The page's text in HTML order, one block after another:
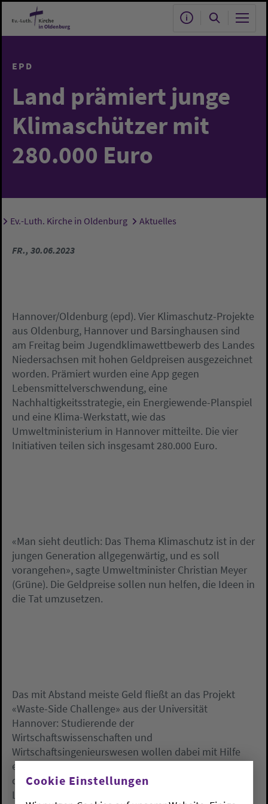
Zum Hauptinhalt springen
EPD
Land prämiert junge
Klimaschützer mit
280.000 Euro
Sie sind hier:
Ev.-Luth. Kirche in Oldenburg Aktuelles
FR., 30.06.2023
Hannover/Oldenburg (epd). Vier Klimaschutz-Projekte
aus Oldenburg, Hannover und Barsinghausen sind
am Freitag beim Jugendklimawettbewerb des Landes
Niedersachsen mit hohen Geldpreisen ausgezeichnet
worden. Prämiert wurden eine App gegen
Lebensmittelverschwendung, eine
Nachhaltigkeitsstrategie, ein Energiewende-Planspiel
und eine Klima-Werkstatt, wie das
Umweltministerium in Hannover mitteilte. Die vier
Initiativen teilen sich insgesamt 280.000 Euro.
«Man sieht deutlich: Das Thema Klimaschutz ist in der
jungen Generation allgegenwärtig, und es soll
vorangehen», sagte Umweltminister Christian Meyer
(Grüne). Die Geldpreise sollen nun helfen, die Ideen in
die Tat umzusetzen.
Das mit Abstand meiste Geld fließt an das Projekt
«Waste-Side Challenge» aus der Universität
Hannover: Studierende der
Wirtschaftswissenschaften und
Wirtschaftsingenieurswesen wollen dabei mit Hilfe
einer Handy-App zu klimafreundlicher Ernährung in
der Mensa motivieren und
Lebensmittelverschwendung vermeiden. Dafür
Cookie Einstellungen